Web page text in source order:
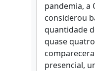
pandemia, a
considerou
quantidade
quase
presencial,